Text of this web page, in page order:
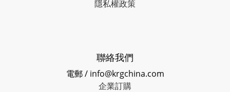
隱私權政策
聯絡我們
電郵 / info@krgchina.com
企業訂購